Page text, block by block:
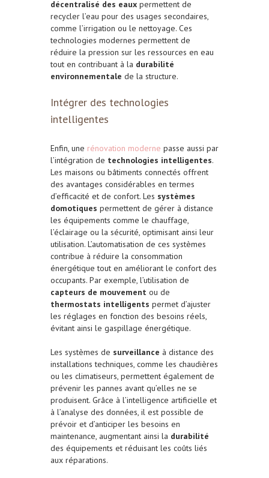
décentralisé des eaux permettent de
recycler l’eau pour des usages secondaires,
comme l’irrigation ou le nettoyage. Ces
technologies modernes permettent de
réduire la pression sur les ressources en eau
tout en contribuant à la durabilité
environnementale de la structure.
Intégrer des technologies
intelligentes
Enfin, une rénovation moderne passe aussi par
l’intégration de technologies intelligentes.
Les maisons ou bâtiments connectés offrent
des avantages considérables en termes
d’efficacité et de confort. Les systèmes
domotiques permettent de gérer à distance
les équipements comme le chauffage,
l’éclairage ou la sécurité, optimisant ainsi leur
utilisation. L’automatisation de ces systèmes
contribue à réduire la consommation
énergétique tout en améliorant le confort des
occupants. Par exemple, l’utilisation de
capteurs de mouvement ou de
thermostats intelligents permet d’ajuster
les réglages en fonction des besoins réels,
évitant ainsi le gaspillage énergétique.
Les systèmes de surveillance à distance des
installations techniques, comme les chaudières
ou les climatiseurs, permettent également de
prévenir les pannes avant qu’elles ne se
produisent. Grâce à l’intelligence artificielle et
à l’analyse des données, il est possible de
prévoir et d’anticiper les besoins en
maintenance, augmentant ainsi la durabilité
des équipements et réduisant les coûts liés
aux réparations.